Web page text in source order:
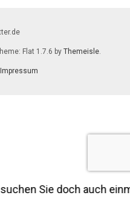
Sie doch auch
Flat 1.7.6 by Themeisle.
Impressum